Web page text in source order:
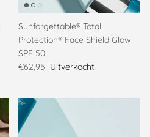
Sunforgettable® Total
Protection® Face Shield Glow
SPF 50
€62,95 Uitverkocht